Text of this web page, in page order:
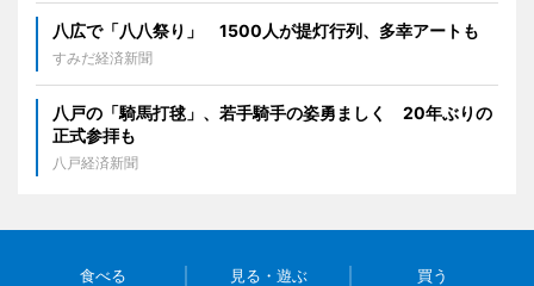
八広で「八八祭り」 1500人が提灯行列、多幸アートも
すみだ経済新聞
八戸の「騎馬打毬」、若手騎手の姿勇ましく 20年ぶりの
正式参拝も
八戸経済新聞
食べる 見る・遊ぶ 買う